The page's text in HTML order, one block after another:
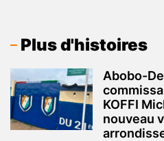
Plus d'histoires
Abobo-
KOFFI
nouveau